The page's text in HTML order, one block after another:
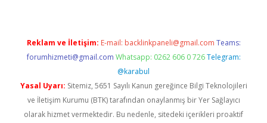
Reklam ve İletişim: E-mail: backlinkpaneli@gmail.com Teams:
forumhizmeti@gmail.com Whatsapp: 0262 606 0 726 Telegram:
@karabul
Yasal Uyarı: Sitemiz, 5651 Sayılı Kanun gereğince Bilgi Teknolojileri
ve İletişim Kurumu (BTK) tarafından onaylanmış bir Yer Sağlayıcı
olarak hizmet vermektedir. Bu nedenle, sitedeki içerikleri proaktif